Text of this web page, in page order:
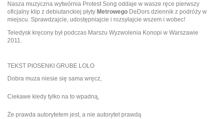
Nasza muzyczna wytwórnia Protest Song oddaje w wasze ręce pierwszy
oficjalny klip z debiutanckiej płyty Metrowego DeDors dziennik z podróży w
miejscu. Sprawdzajcie, udostępniajcie i rozsyłajcie wszem i wobec!
Teledysk kręcony był podczas Marszu Wyzwolenia Konopi w Warszawie
2011.
TEKST PIOSENKI GRUBE LOLO
Dobra muza niesie się sama wręcz,
Ciekawe kiedy tylko na to wpadną,
Że prawda autorytetem jest, a nie autorytet prawdą